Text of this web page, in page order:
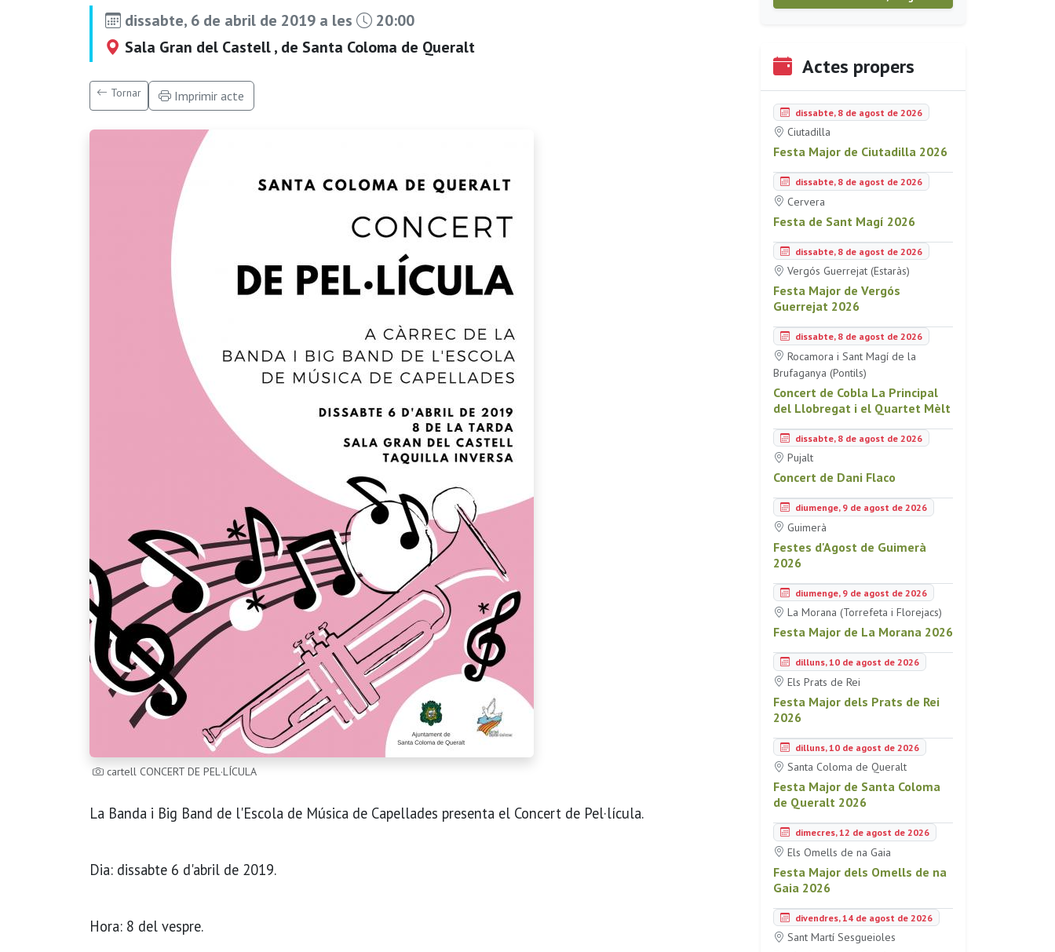
dissabte, 6 de abril de 2019 a les
20:00
Sala Gran del Castell , de Santa Coloma de Queralt
Tornar Imprimir acte
cartell CONCERT DE PEL·LÍCULA
La Banda i Big Band de l'Escola de Música de Capellades presenta el Concert de Pel·lícula.
Dia: dissabte 6 d'abril de 2019.
Hora: 8 del vespre.
Actes propers
dissabte, 8 de agost de 2026
Ciutadilla
Festa Major de Ciutadilla 2026
dissabte, 8 de agost de 2026
Cervera
Festa de Sant Magí 2026
dissabte, 8 de agost de 2026
Vergós Guerrejat (Estaràs)
Festa Major de Vergós
Guerrejat 2026
dissabte, 8 de agost de 2026
Rocamora i Sant Magí de la
Brufaganya (Pontils)
Concert de Cobla La Principal
del Llobregat i el Quartet Mèlt
dissabte, 8 de agost de 2026
Pujalt
Concert de Dani Flaco
diumenge, 9 de agost de 2026
Guimerà
Festes d'Agost de Guimerà
2026
diumenge, 9 de agost de 2026
La Morana (Torrefeta i Florejacs)
Festa Major de La Morana 2026
dilluns, 10 de agost de 2026
Els Prats de Rei
Festa Major dels Prats de Rei
2026
dilluns, 10 de agost de 2026
Santa Coloma de Queralt
Festa Major de Santa Coloma
de Queralt 2026
dimecres, 12 de agost de 2026
Els Omells de na Gaia
Festa Major dels Omells de na
Gaia 2026
divendres, 14 de agost de 2026
Sant Martí Sesgueioles